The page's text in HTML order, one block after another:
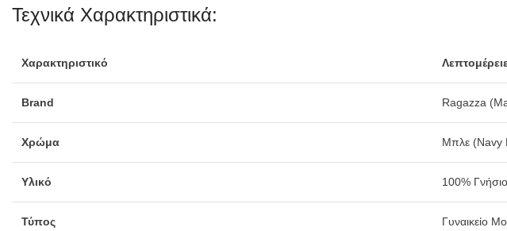
Τεχνικά Χαρακτηριστικά:
Χαρακτηριστικό
Brand Ragazza
Χρώμα Μπλε (Navy
Υλικό 100%
Τύπος Γυναικείο